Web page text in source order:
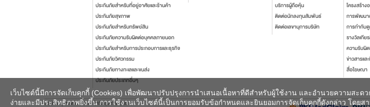
เว็บไซต์นี้มีการจัดเก็บคุกกี้ (Cookies) เพื่อพัฒนาปรับปรุงการนำเสนอเนื้อหาที่ดีสำหรับผู้ใช้งาน และอำนวยความสะด
ง่ายและมีประสิทธิภาพยิ่งขึ้น การใช้งานเว็บไซต์นี้เป็นการยอมรับข้อกำหนดและยินยอมการจัดเก็บคุกกี้ดังกล่าว โดยสา
ประกันภัยสำหรับที่อยู่อาศัยและร้านค้า
ประกันภัยสุขภาพ
ประกันภัยสำหรับทรัพย์สิน
ประกันภัยความรับผิดต่อบุคคลภายนอก
ประกันภัยสำหรับการประกอบการและธุรกิจ
ประกันภัยวิศวกรรม
ประกันภัยทางทะเลและขนส่ง
ประกันภัยประเภทอื่นๆ
บริการผู้ถือหุ้น
ติดต่อนักลงทุนสัมพันธ์
ติดต่อเลขานุการบริษัท
โครงสร้าง
การพัฒนา
การกำกับ
รางวัลเกีย
ความรับผิ
ข่าวสารแล
สื่อโฆษณา
บริษัท กรุงเทพประกันภัย จำกัด (มหาชน) 2014